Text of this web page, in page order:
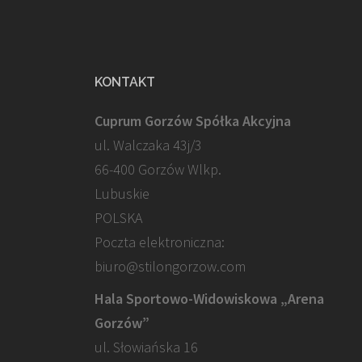
KONTAKT
Cuprum Gorzów Spółka Akcyjna
ul. Walczaka 43j/3
66-400 Gorzów Wlkp.
Lubuskie
POLSKA
Poczta elektroniczna:
biuro@stilongorzow.com
Hala Sportowo-Widowiskowa „Arena
Gorzów”
ul. Słowiańska 16